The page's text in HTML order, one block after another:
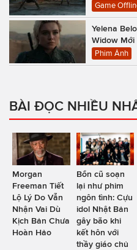
Game
Yelena
Widow Mới
Phim Ảnh
BÀI ĐỌC NHIỀU
Morgan
Freeman Tiết
Lộ Lý Do Vẫn
Nhận Vai Dù
Kịch Bản Chưa
Hoàn Hảo
Bổn cũ soạn
lại như phim
ngôn tình: Cựu
idol Nhật Bản
gây bão khi
kết hôn với
thầy giáo chủ